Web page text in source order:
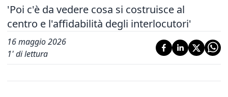
'Poi c'è da vedere cosa si costruisce al
centro e l'affidabilità degli interlocutori'
16 maggio 2026
1' di lettura